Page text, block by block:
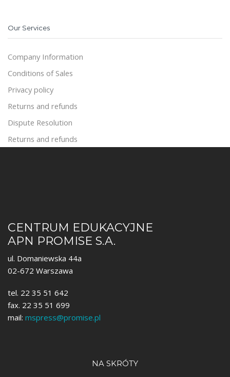
Our Services
Company Information
Conditions of Sales
Privacy policy
Returns and refunds
Dispute Resolution
Returns and refunds
CENTRUM EDUKACYJNE
APN PROMISE S.A.
ul. Domaniewska 44a
02-672 Warszawa
tel. 22 35 51 642
fax. 22 35 51 699
mail: mspress@promise.pl
NA SKRÓTY